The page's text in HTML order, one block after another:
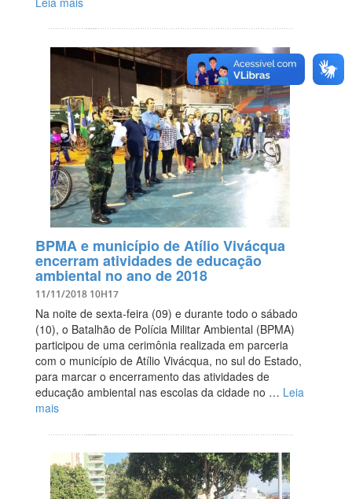
BPMA e município de Atílio Vivácqua
encerram atividades de educação
ambiental no ano de 2018
11/11/2018 10H17
Na noite de sexta-feira (09) e durante todo o sábado
(10), o Batalhão de Polícia Militar Ambiental (BPMA)
participou de uma cerimônia realizada em parceria
com o município de Atílio Vivácqua, no sul do Estado,
para marcar o encerramento das atividades de
educação ambiental nas escolas da cidade no … Leia
mais